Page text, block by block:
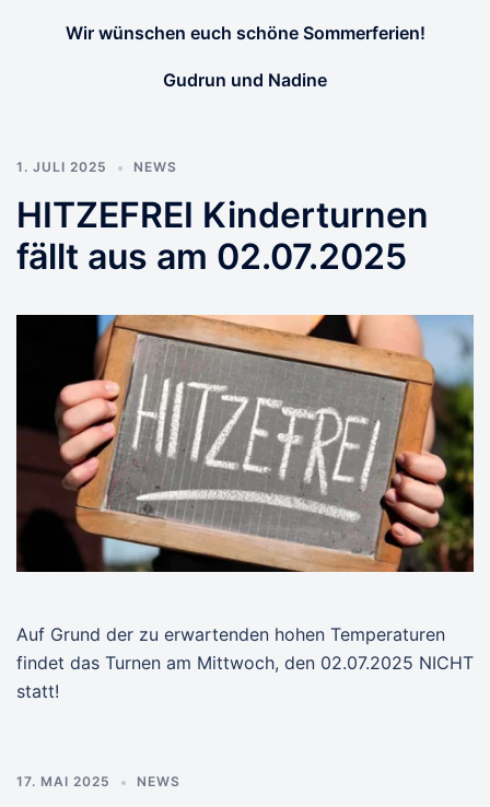
Wir wünschen euch schöne Sommerferien!
Gudrun und Nadine
1. JULI 2025 NEWS
HITZEFREI Kinderturnen
fällt aus am 02.07.2025
Auf Grund der zu erwartenden hohen Temperaturen
findet das Turnen am Mittwoch, den 02.07.2025 NICHT
statt!
17. MAI 2025 NEWS